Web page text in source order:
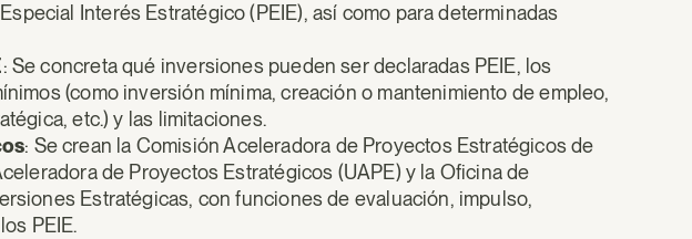
Interés Estratégico (PEIE), así como para determinadas
: Se concreta qué inversiones pueden ser declaradas PEIE, los
(como inversión mínima, creación o mantenimiento de empleo,
etc.) y las limitaciones.
: Se crean la Comisión Aceleradora de Proyectos Estratégicos de
de Proyectos Estratégicos (UAPE) y la Oficina de
Estratégicas, con funciones de evaluación, impulso,
PEIE.